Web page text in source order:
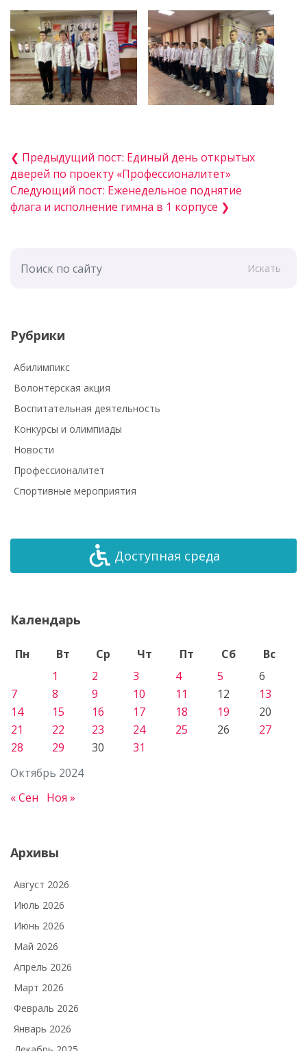
❮ Предыдущий пост: Единый день открытых
дверей по проекту «Профессионалитет»
Следующий пост: Еженедельное поднятие
флага и исполнение гимна в 1 корпусе ❯
Искать
Рубрики
Абилимпикс
Волонтёрская акция
Воспитательная деятельность
Конкурсы и олимпиады
Новости
Профессионалитет
Спортивные мероприятия
Доступная среда
Календарь
Октябрь 2024
Пн Вт Ср Чт Пт Сб
Вс
1
2 3 4 5
6
7
8 9 10 11 12
13
14
15 16 17 18 19
20
21
22 23 24 25 26
27
28
29 30 31
« Сен Ноя »
Архивы
Август 2026
Июль 2026
Июнь 2026
Май 2026
Апрель 2026
Март 2026
Февраль 2026
Январь 2026